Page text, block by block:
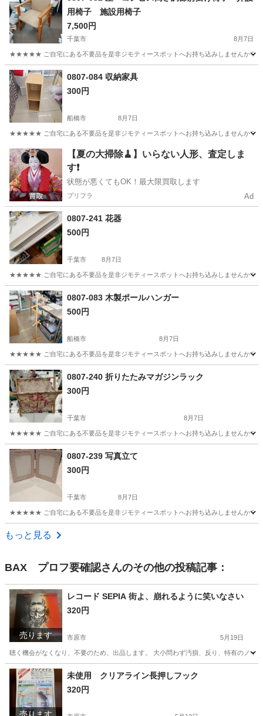
用椅子 施設用椅子
7,500円
千葉市 8月7日
★★★★★ ご自宅にある不要品を是非ジモティースポットへお持ち込みしませんか？
千葉 千葉市 現地
0807-084 収納家具
300円
船橋市 8月7日
★★★★★ ご自宅にある不要品を是非ジモティースポットへお持ち込みしませんか？
千葉 船橋市 収納家具 現地
【夏の大掃除🧹】いらない人形、査定しま
す❗️
状態が悪くてもOK！最大限買取します
プリフラ Ad
0807-241 花器
500円
千葉市 8月7日
★★★★★ ご自宅にある不要品を是非ジモティースポットへお持ち込みしませんか？
千葉 千葉市 インテリア雑貨/小物
0807-083 木製ポールハンガー
500円
船橋市 8月7日
★★★★★ ご自宅にある不要品を是非ジモティースポットへお持ち込みしませんか？
千葉 船橋市 ポール
0807-240 折りたたみマガジンラック
300円
千葉市 8月7日
★★★★★ ご自宅にある不要品を是非ジモティースポットへお持ち込みしませんか？
千葉 千葉市 マガジンラック
0807-239 写真立て
300円
千葉市 8月7日
★★★★★ ご自宅にある不要品を是非ジモティースポットへお持ち込みしませんか？
千葉 千葉市
もっと見る
BAX プロフ要確認さんのその他の投稿記事：
売ります
レコード SEPIA 街よ、崩れるように笑いなさい
320円
市原市 5月19日
聴く機会がなくなり、不要のため、出品します。 大小問わず汚損、反り、特有のノ
千葉 市原市 その他 レコード
未使用 クリアライン長押しフック
320円